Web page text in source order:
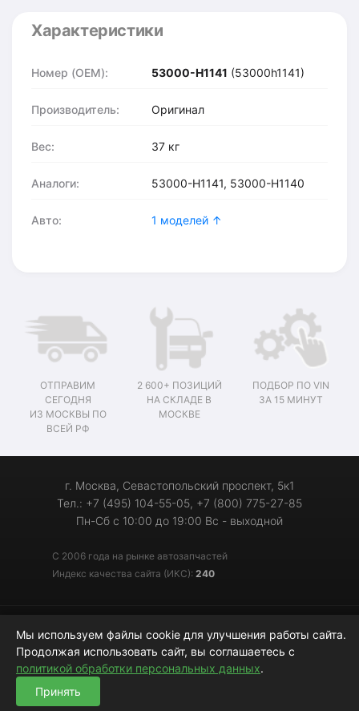
Характеристики
Номер (OEM): 53000-H1141 (53000h1141)
Производитель: Оригинал
Вес: 37 кг
Аналоги: 53000-H1141, 53000-H1140
Авто: 1 моделей ↑
ОТПРАВИМ
СЕГОДНЯ
ИЗ МОСКВЫ ПО
ВСЕЙ РФ
2 600+ ПОЗИЦИЙ
НА СКЛАДЕ В
МОСКВЕ
ПОДБОР ПО VIN
ЗА 15 МИНУТ
г. Москва, Севастопольский проспект, 5к1
Тел.: +7 (495) 104-55-05, +7 (800) 775-27-85
Пн-Сб с 10:00 до 19:00 Вс - выходной
С 2006 года на рынке автозапчастей
Индекс качества сайта (ИКС): 240
© 2006-2026 «Мотор-Джи» - запчасти для иномарок
Мы используем файлы cookie для улучшения работы сайта.
Продолжая использовать сайт, вы соглашаетесь с
политикой обработки персональных данных.
Принять